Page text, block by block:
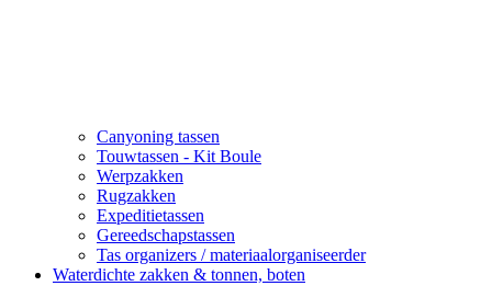
Canyoning tassen
Touwtassen - Kit Boule
Werpzakken
Rugzakken
Expeditietassen
Gereedschapstassen
Tas organizers / materiaalorganiseerder
Waterdichte zakken & tonnen, boten